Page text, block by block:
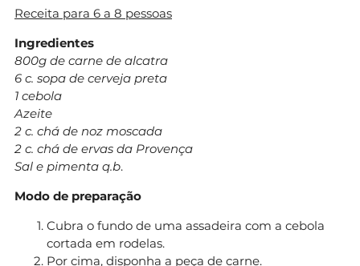
Receita para 6 a 8 pessoas
Ingredientes
800g de carne de alcatra
6 c. sopa de cerveja preta
1 cebola
Azeite
2 c. chá de noz moscada
2 c. chá de ervas da Provença
Sal e pimenta q.b.
Modo de preparação
Cubra o fundo de uma assadeira com a cebola
cortada em rodelas.
Por cima, disponha a peça de carne.